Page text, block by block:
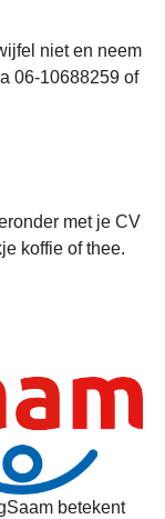
niet en neem
06-10688259 of
met je CV
koffie of thee.
betekent